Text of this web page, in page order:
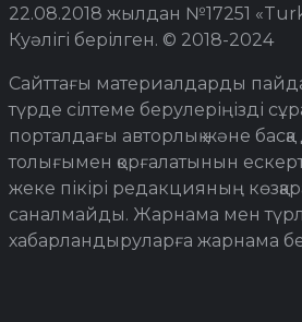
22.08.2018 жылдан №17251
Куәлігі берілген. © 2018-2024
Сайттағы материалдарды
түрде сілтеме берулеріңізді
порталдағы авторлық және басқа
толығымен қорғалатынын
жеке пікірі редакцияның
саналмайды. Жарнама мен
хабарландыруларға жарнама